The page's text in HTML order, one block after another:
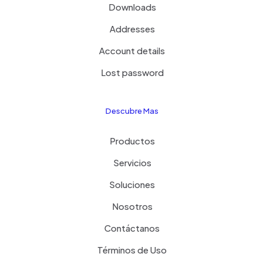
Downloads
Addresses
Account details
Lost password
Descubre Mas
Productos
Servicios
Soluciones
Nosotros
Contáctanos
Términos de Uso